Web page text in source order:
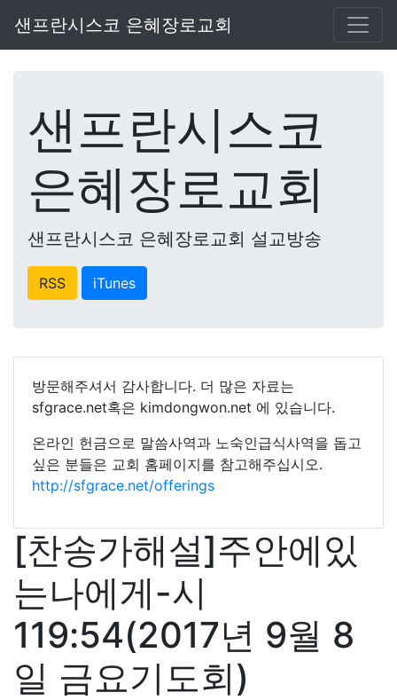
샌프란시스코 은혜장로교회
샌프란시스코
은혜장로교회
샌프란시스코 은혜장로교회 설교방송
RSS iTunes
방문해주셔서 감사합니다. 더 많은 자료는
sfgrace.net혹은 kimdongwon.net 에 있습니다.
온라인 헌금으로 말씀사역과 노숙인급식사역을 돕고
싶은 분들은 교회 홈페이지를 참고해주십시오.
http://sfgrace.net/offerings
[찬송가해설]주안에있
는나에게-시
119:54(2017년 9월 8
일 금요기도회)